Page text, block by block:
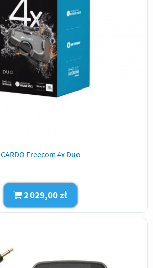
CARDO Freecom 4x Duo
2 029,00 zł